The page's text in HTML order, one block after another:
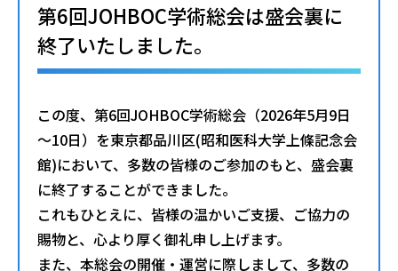
第6回JOHBOC学術総会は盛会裏に
終了いたしました。
この度、第6回JOHBOC学術総会（2026年5月9日
～10日）を東京都品川区(昭和医科大学上條記念会
館)において、多数の皆様のご参加のもと、盛会裏
に終了することができました。
これもひとえに、皆様の温かいご支援、ご協力の
賜物と、心より厚く御礼申し上げます。
また、本総会の開催・運営に際しまして、多数の